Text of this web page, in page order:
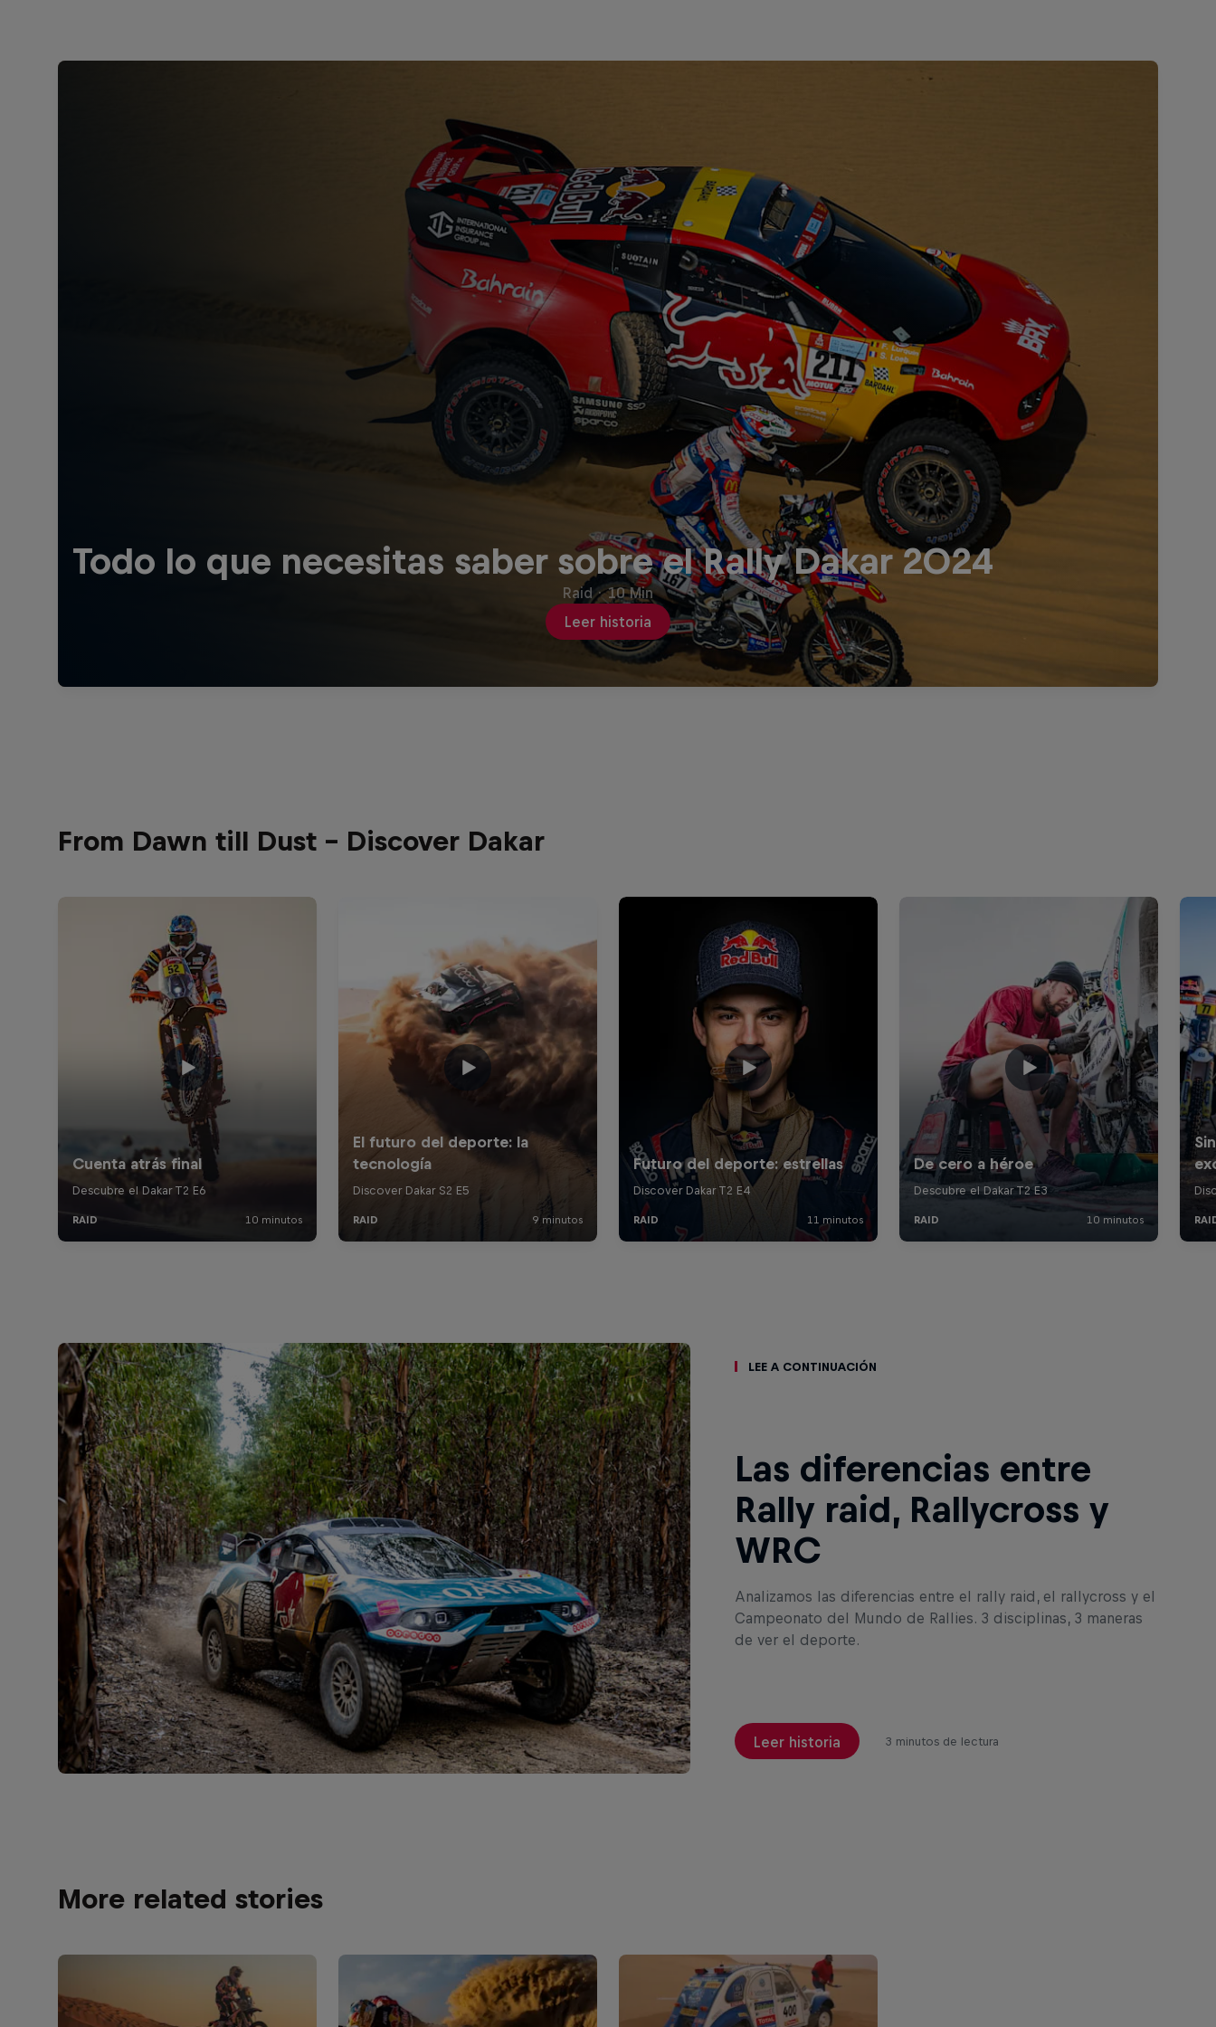
Todo lo que necesitas saber sobre el Rally Dakar 2024
Leer historia
Raid · 10 Min
From Dawn till Dust - Discover Dakar
Lee a continuación
Las diferencias entre
Rally raid, Rallycross y
WRC
Analizamos las diferencias entre el rally raid, el rallycross y el
Campeonato del Mundo de Rallies. 3 disciplinas, 3 maneras
de ver el deporte.
Leer historia 3 minutos de lectura
More related stories